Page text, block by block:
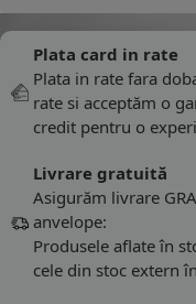
Plata card in rate
Plata in rate fara
rate si acceptăm o
credit pentru o
Livrare gratuită
Asigurăm livrare
anvelope:
Produsele aflate în
cele din stoc extern